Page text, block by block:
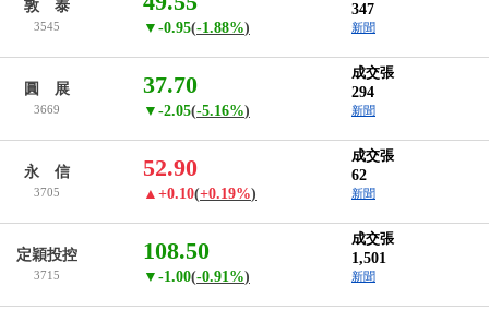
敦 泰
3545 ▼-0.95(-1.88%)
347
新聞
圓 展
3669
37.70
▼-2.05(-5.16%)
成交張
294
新聞
永 信
3705
52.90
▲+0.10(+0.19%)
成交張
62
新聞
定穎投控
3715
108.50
▼-1.00(-0.91%)
成交張
1,501
新聞